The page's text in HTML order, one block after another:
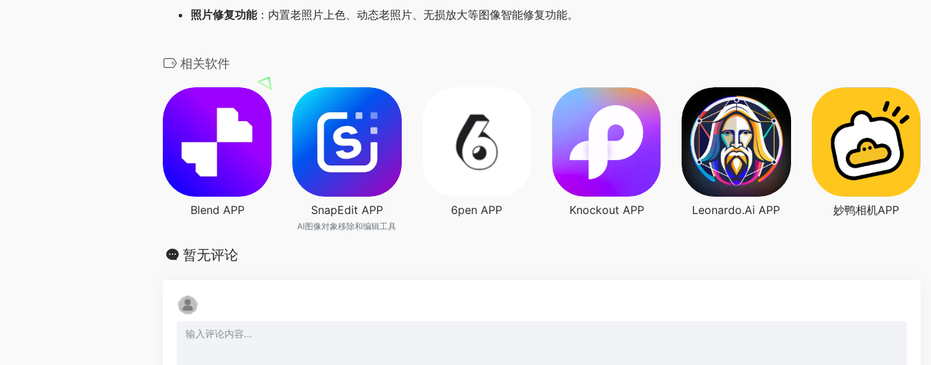
照片修复功能：内置老照片上色、动态老照片、无损放大等图像智能修复功能。
相关软件
Blend APP SnapEdit APP
AI图像对象移除和编辑工具
6pen APP Knockout APP Leonardo.Ai APP 妙鸭相机APP
暂无评论